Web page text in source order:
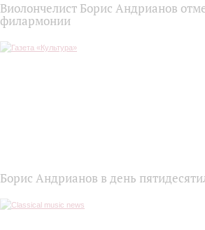
Виолончелист Борис Андрианов
филармонии
Борис Андрианов в день